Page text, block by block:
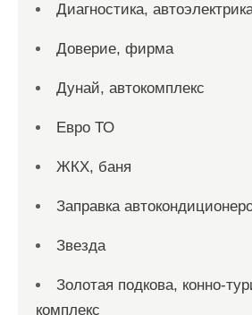
Диагностика,
Доверие, фирма
Дунай, автокомплекс
Евро ТО
ЖКХ, баня
Заправка
Звезда
Золотая подкова, конно-
комплекс